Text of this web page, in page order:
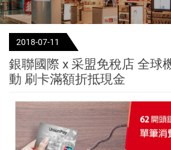
2018-07-11
銀聯國際 x 采盟免稅店 全球
動 刷卡滿額折抵現金